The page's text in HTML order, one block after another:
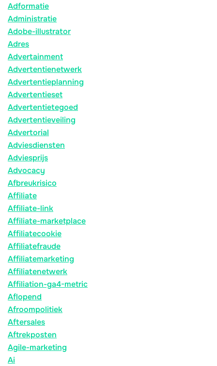
Adformatie
Administratie
Adobe-illustrator
Adres
Advertainment
Advertentienetwerk
Advertentieplanning
Advertentieset
Advertentietegoed
Advertentieveiling
Advertorial
Adviesdiensten
Adviesprijs
Advocacy
Afbreukrisico
Affiliate
Affiliate-link
Affiliate-marketplace
Affiliatecookie
Affiliatefraude
Affiliatemarketing
Affiliatenetwerk
Affiliation-ga4-metric
Aflopend
Afroompolitiek
Aftersales
Aftrekposten
Agile-marketing
Ai